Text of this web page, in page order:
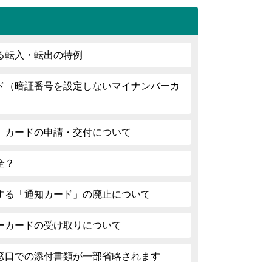
転入・転出の特例
（暗証番号を設定しないマイナンバーカ
カードの申請・交付について
？
る「通知カード」の廃止について
カードの受け取りについて
口での添付書類が一部省略されます